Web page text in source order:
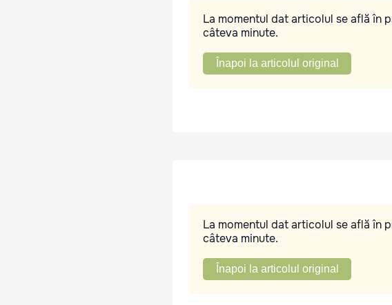
La momentul dat articolul se află în
câteva minute.
Înapoi la articolul original
La momentul dat articolul se află în
câteva minute.
Înapoi la articolul original